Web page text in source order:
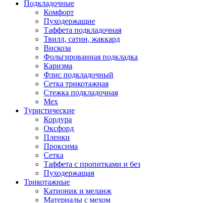
Подкладочные
Комфорт
Пуходержащие
Таффета подкладочная
Твилл, сатин, жаккард
Вискоза
Фольгированная подкладка
Каризма
Флис подкладочный
Сетка трикотажная
Стежка подкладочная
Мех
Туристические
Кордура
Оксфорд
Пленки
Проксима
Сетка
Таффета с пропитками и без
Пуходержащая
Трикотажные
Катионик и меланж
Материалы с мехом